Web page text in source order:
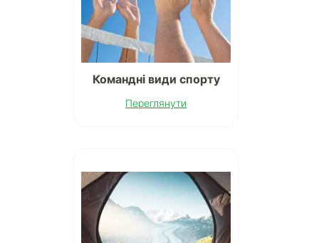
Командні види спорту
Переглянути